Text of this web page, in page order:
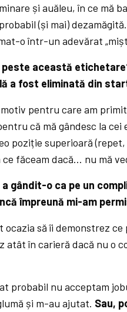
și auăleu, în ce mă
(și mai)
o într-un adevărat
această
a fost eliminată din
pentru care am
că mă gândesc la cei
poziție superioară
făceam dacă… nu mă
gândit-o ca pe un
împreună mi-am
să îi demonstrez
atât în carieră dacă nu o
probabil nu acceptam
și m-au ajutat. Sau,